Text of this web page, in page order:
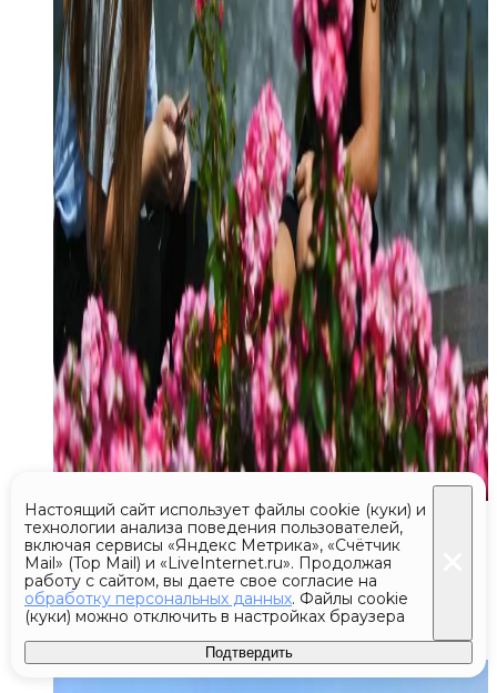
Сегодня 07:21
Экипаж пропавшего
в Приангарье самолета
вертолетом доставили в Бодайбо
Настоящий сайт использует файлы cookie (куки) и
технологии анализа поведения пользователей,
включая сервисы «Яндекс Метрика», «Счётчик
Mail» (Top Mail) и «LiveInternet.ru». Продолжая
работу с сайтом, вы даете свое согласие на
обработку персональных данных. Файлы cookie
(куки) можно отключить в настройках браузера
Подтвердить